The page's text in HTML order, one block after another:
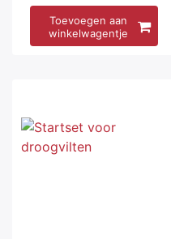
Toevoegen aan
winkelwagentje